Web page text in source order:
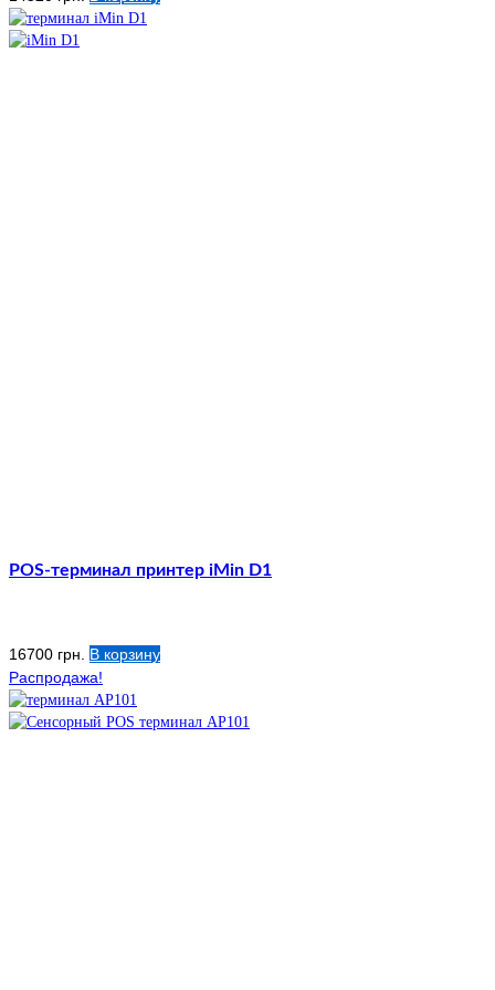
POS-терминал принтер iMin D1
16700 грн. В корзину
Распродажа!